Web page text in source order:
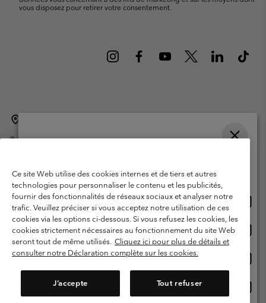
vous disposez pour retirer votre consentement.
©2026Columbia Sportswear International Sarl. Avenue des Morgines, 12
Garanties Légales
Politique de confidentialité
Conditions d'utilisation - Membres
Conditions D'utilisation - Contenu généré par l'utilisateur
Impressum
Cookies
Ce site Web utilise des cookies internes et de tiers et autres
technologies pour personnaliser le contenu et les publicités,
fournir des fonctionnalités de réseaux sociaux et analyser notre
trafic. Veuillez préciser si vous acceptez notre utilisation de ces
cookies via les options ci-dessous. Si vous refusez les cookies, les
cookies strictement nécessaires au fonctionnement du site Web
seront tout de même utilisés. Cliquez ici pour plus de détails et
consulter notre Déclaration complète sur les cookies.
J’accepte Tout refuser
Achats en ligne disponibles
United States
ligne
Belgium-English
ligne
Belgium-Français
ligne
Belgium-Dutch